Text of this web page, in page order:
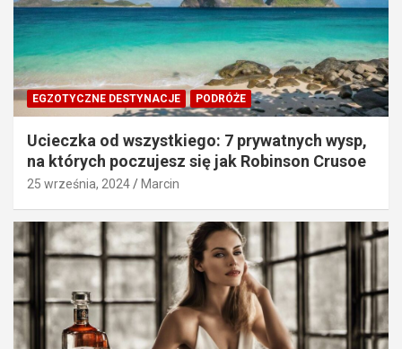
EGZOTYCZNE DESTYNACJE PODRÓŻE
Ucieczka od wszystkiego: 7 prywatnych wysp,
na których poczujesz się jak Robinson Crusoe
25 września, 2024 Marcin